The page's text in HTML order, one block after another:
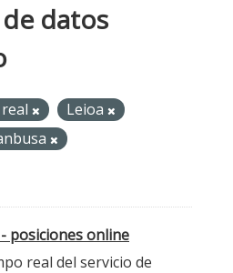
datos
Leioa
posiciones online
real del servicio de